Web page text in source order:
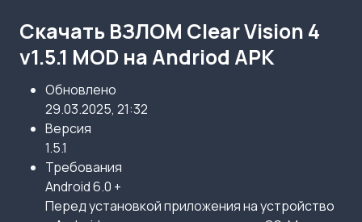
Скачать ВЗЛОМ Clear Vision 4
v1.5.1 MOD на Andriod APK
Обновлено
29.03.2025, 21:32
Версия
1.5.1
Требования
Android 6.0 +
Перед установкой приложения на устройство